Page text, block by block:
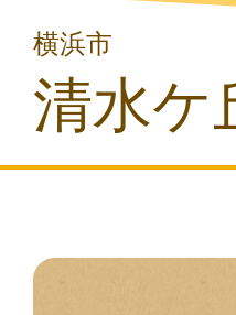
横浜市
清水ケ